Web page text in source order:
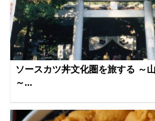
ソースカツ丼文化圏を旅する ～
～...